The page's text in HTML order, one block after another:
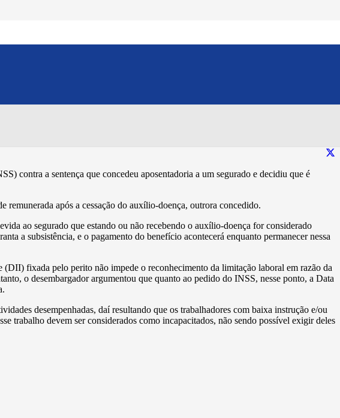
doença pode se aposentar
contra a sentença que concedeu aposentadoria a um segurado e decidiu que é
remunerada após a cessação do auxílio-doença, outrora concedido.
ao segurado que estando ou não recebendo o auxílio-doença for considerado
a subsistência, e o pagamento do benefício acontecerá enquanto permanecer nessa
fixada pelo perito não impede o reconhecimento da limitação laboral em razão da
o desembargador argumentou que quanto ao pedido do INSS, nesse ponto, a Data
desempenhadas, daí resultando que os trabalhadores com baixa instrução e/ou
trabalho devem ser considerados como incapacitados, não sendo possível exigir deles